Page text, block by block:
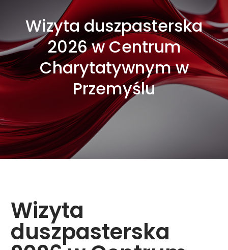
Wizyta duszpasterska
2026 w Centrum
Charytatywnym w
Przemyślu
Wizyta
duszpasterska